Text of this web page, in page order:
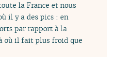
la France et nous
il y a des pics : en
par rapport à la
où il fait plus froid que